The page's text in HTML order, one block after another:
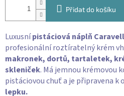
Přidat do košíku
Luxusnípistáciová náplň
profesionální roztíratelný krém
makronek, dortů, tartaletek,
skleniček. Má jemnou krémovou
pistáciovou chuť a je připravena
lepku.